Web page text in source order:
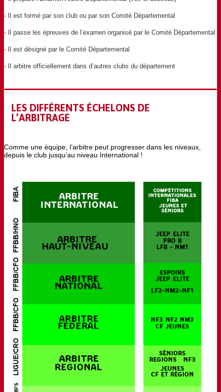
- Il est formé par son club ou par son Comité Départemental
- Il passe les épreuves de l’examen organisé par le Comité Départemental
- Il est désigné par le Comité Départemental
- Il arbitre officiellement dans d’autres clubs du département
LES DIFFÉRENTS ÉCHELONS DE
L’ARBITRAGE
Comme une équipe, l’arbitre peut progresser dans les niveaux,
depuis le club jusqu’au niveau International !